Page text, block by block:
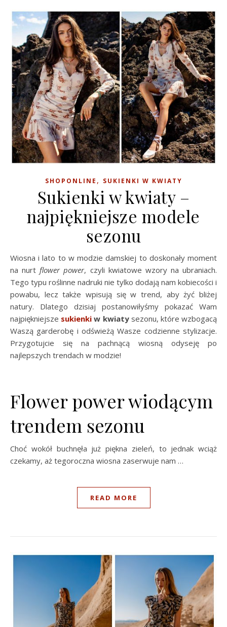
SHOPONLINE , SUKIENKI W KWIATY
Sukienki w kwiaty –
najpiękniejsze modele
sezonu
Wiosna i lato to w modzie damskiej to doskonały moment
na nurtflower power, czyli kwiatowe wzory na ubraniach.
Tego typu roślinne nadruki nie tylko dodają nam kobiecości i
powabu, lecz także wpisują się w trend, aby żyć bliżej
natury. Dlatego dzisiaj postanowiłyśmy pokazać Wam
najpiękniejsze sukienki w kwiatysezonu, które wzbogacą
Waszą garderobę i odświeżą Wasze codzienne stylizacje.
Przygotujcie się na pachnącą wiosną odyseję po
najlepszych trendach w modzie!
Flower power wiodącym
trendem sezonu
Choć wokół buchnęła już piękna zieleń, to jednak wciąż
czekamy, aż tegoroczna wiosna zaserwuje nam …
READ MORE